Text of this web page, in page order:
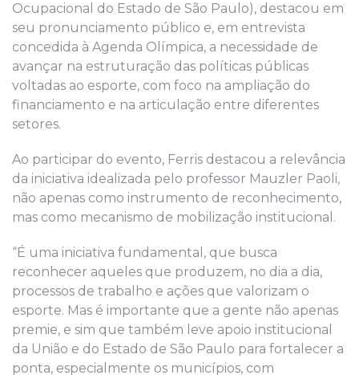
Ocupacional do Estado de São Paulo), destacou em
seu pronunciamento público e, em entrevista
concedida à Agenda Olímpica, a necessidade de
avançar na estruturação das políticas públicas
voltadas ao esporte, com foco na ampliação do
financiamento e na articulação entre diferentes
setores.
Ao participar do evento, Ferris destacou a relevância
da iniciativa idealizada pelo professor Mauzler Paoli,
não apenas como instrumento de reconhecimento,
mas como mecanismo de mobilização institucional.
“É uma iniciativa fundamental, que busca
reconhecer aqueles que produzem, no dia a dia,
processos de trabalho e ações que valorizam o
esporte. Mas é importante que a gente não apenas
premie, e sim que também leve apoio institucional
da União e do Estado de São Paulo para fortalecer a
ponta, especialmente os municípios, com